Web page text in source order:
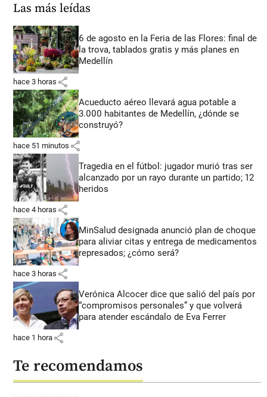
Las más leídas
6 de agosto en la Feria de las Flores: final de
la trova, tablados gratis y más planes en
Medellín
hace 3 horas share
Acueducto aéreo llevará agua potable a
3.000 habitantes de Medellín, ¿dónde se
construyó?
hace 51 minutos share
Tragedia en el fútbol: jugador murió tras ser
alcanzado por un rayo durante un partido; 12
heridos
hace 4 horas share
MinSalud designada anunció plan de choque
para aliviar citas y entrega de medicamentos
represados; ¿cómo será?
hace 3 horas share
Verónica Alcocer dice que salió del país por
“compromisos personales” y que volverá
para atender escándalo de Eva Ferrer
hace 1 hora share
Te recomendamos